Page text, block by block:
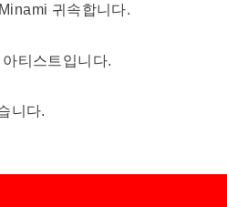
귀속합니다.
티스트입니다.
니다.